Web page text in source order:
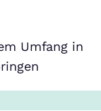
Umfang in